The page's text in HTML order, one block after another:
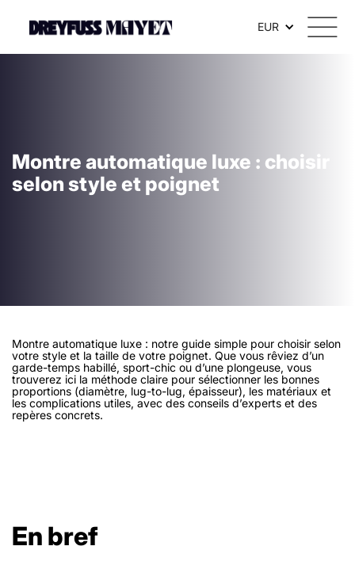
EUR
Montre automatique luxe : choisir
selon style et poignet
Montre automatique luxe : notre guide simple pour choisir selon
votre style et la taille de votre poignet. Que vous rêviez d’un
garde-temps habillé, sport-chic ou d’une plongeuse, vous
trouverez ici la méthode claire pour sélectionner les bonnes
proportions (diamètre, lug-to-lug, épaisseur), les matériaux et
les complications utiles, avec des conseils d’experts et des
repères concrets.
En bref